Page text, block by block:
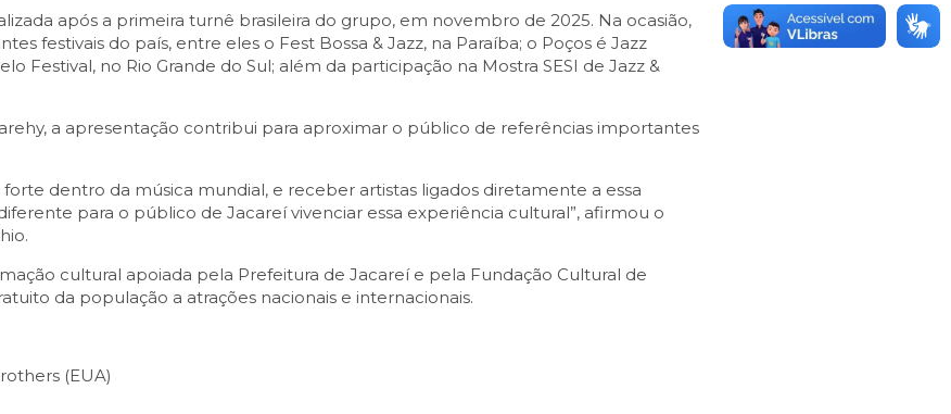
após a primeira turnê brasileira do grupo, em novembro de 2025. Na ocasião,
festivais do país, entre eles o Fest Bossa & Jazz, na Paraíba; o Poços é Jazz
Festival, no Rio Grande do Sul; além da participação na Mostra SESI de Jazz &
a apresentação contribui para aproximar o público de referências importantes
dentro da música mundial, e receber artistas ligados diretamente a essa
para o público de Jacareí vivenciar essa experiência cultural”, afirmou o
cultural apoiada pela Prefeitura de Jacareí e pela Fundação Cultural de
da população a atrações nacionais e internacionais.
(EUA)